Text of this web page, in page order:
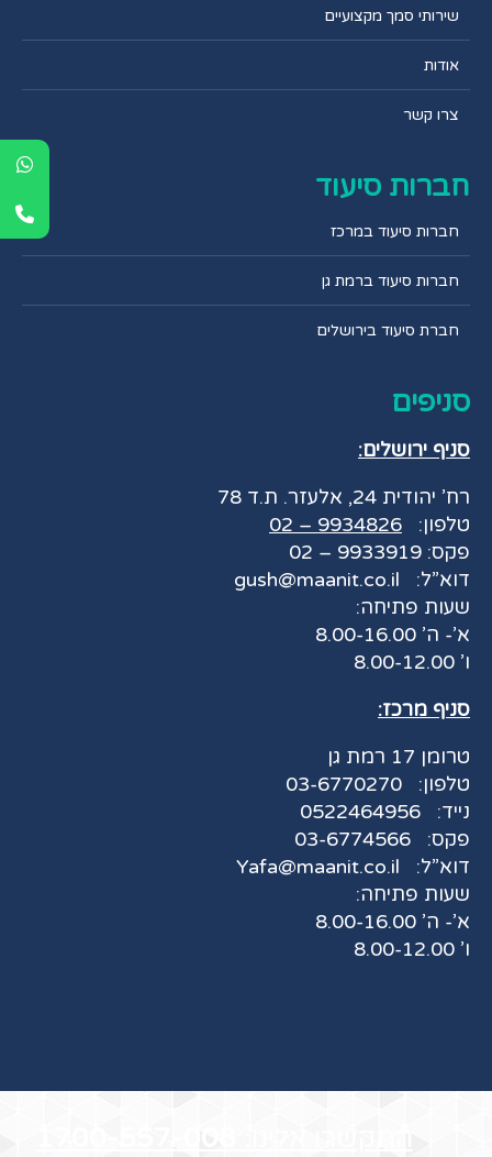
שירותי סמך מקצועיים
אודות
צרו קשר
חברות סיעוד
חברות סיעוד במרכז
חברות סיעוד ברמת גן
חברת סיעוד בירושלים
סניפים
סניף ירושלים:
רח’ יהודית 24, אלעזר. ת.ד 78
טלפון:
9934826 – 02
פקס: 9933919 – 02
דוא”ל:
שעות פתיחה:
א’- ה’ 8.00-16.00
ו’ 8.00-12.00
סניף מרכז:
טרומן 17 רמת גן
טלפון:
03-6770270
נייד:
0522464956
פקס:
03-6774566
דוא”ל:
Yafa@maanit.co.il
שעות פתיחה:
א’- ה’ 8.00-16.00
ו’ 8.00-12.00